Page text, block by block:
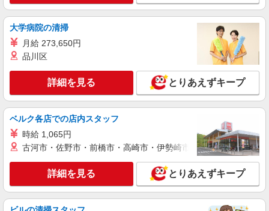
全支給（ガソリン代含む）
キープ 詳細を見る
株式会社kotrio /●TK-H-2015134
高崎問屋町駅★未経験OKの人間関係に悩まな
時給1500円〜2125円 ＜日払い有/週払い有/交
最寄り駅：高崎問屋町
キープ 詳細を見る
派遣社員
大学病院の清掃
月給 273,650円
品川区
詳細を見る とりあえずキープ
ベルク各店での店内スタッフ
時給 1,065円
古河市・佐野市・前橋市・高崎市・伊勢崎市・太田市・館林市
詳細を見る とりあえずキープ